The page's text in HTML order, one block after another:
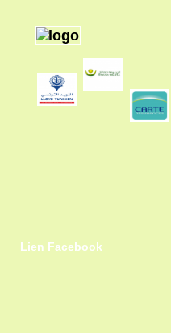
Lien Facebook